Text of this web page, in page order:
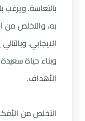
بالتعاسة. ويرغب
به، والتخلص من
الايجابي.
وبناء حياة
الأهداف.
التخلص من